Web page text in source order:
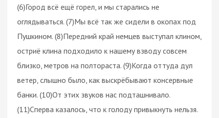
(6)Город всё ещё горел, и мы старались не
оглядываться. (7)Мы всё так же сидели в окопах под
Пушкином. (8)Передний край немцев выступал клином,
остриё клина подходило к нашему взводу совсем
близко, метров на полтораста. (9)Когда оттуда дул
ветер, слышно было, как выскрёбывают консервные
банки. (10)От этих звуков нас подташнивало.
(11)Сперва казалось, что к голоду привыкнуть нельзя.